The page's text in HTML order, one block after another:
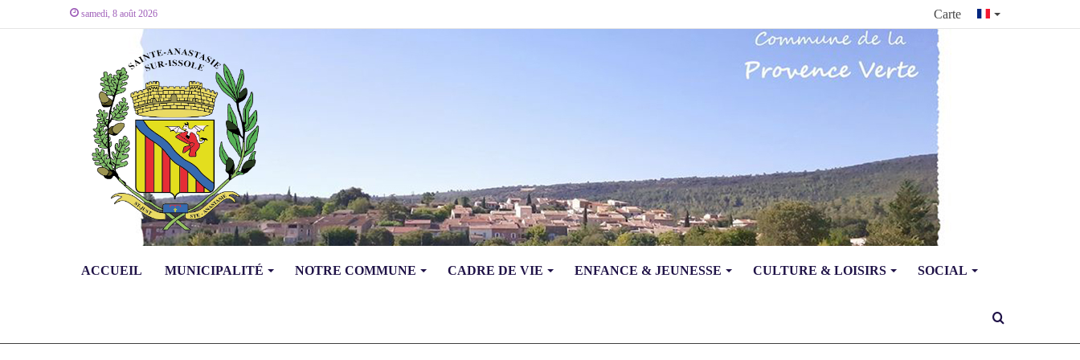
samedi, 8 août 2026 Carte
ACCUEIL MUNICIPALITÉ NOTRE COMMUNE CADRE DE VIE ENFANCE & JEUNESSE CULTURE & LOISIRS SOCIAL